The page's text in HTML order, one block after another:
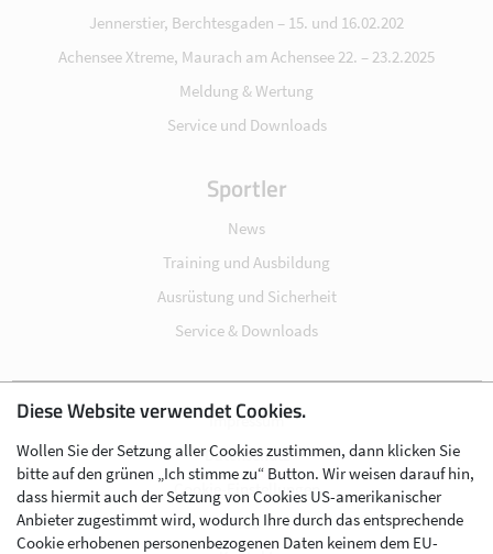
Jennerstier, Berchtesgaden – 15. und 16.02.202
Achensee Xtreme, Maurach am Achensee 22. – 23.2.2025
Meldung & Wertung
Service und Downloads
Sportler
News
Training und Ausbildung
Ausrüstung und Sicherheit
Service & Downloads
Impressum
Datenschutz
Cookie-Einstellungen
AGB
Diese Website verwendet Cookies.
Wollen Sie der Setzung aller Cookies zustimmen, dann klicken Sie
bitte auf den grünen „Ich stimme zu“ Button. Wir weisen darauf hin,
dass hiermit auch der Setzung von Cookies US-amerikanischer
Anbieter zugestimmt wird, wodurch Ihre durch das entsprechende
Cookie erhobenen personenbezogenen Daten keinem dem EU-